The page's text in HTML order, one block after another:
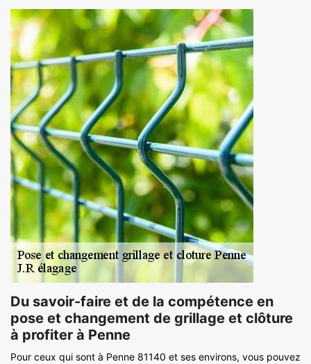
Du savoir-faire et de la compétence en
pose et changement de grillage et clôture
à profiter à Penne
Pour ceux qui sont à Penne 81140 et ses environs, vous pouvez